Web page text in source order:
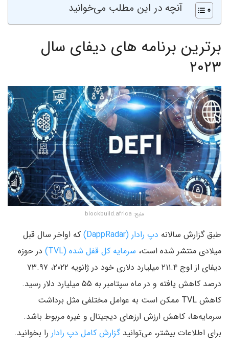
آنچه در این مطلب می‌خوانید
برترین برنامه های دیفای سال
۲۰۲۳
منبع:‌ blockbuild.africa
طبق گزارش سالانه دپ رادار (DappRadar)
که اواخر سال قبل
میلادی منتشر شده است، سرمایه کل قفل‌ شده (TVL)
در حوزه
دیفای از اوج ۲۱۱.۴ میلیارد دلاری خود در ژانویه ۲۰۲۲، ۷۳.۹۷
درصد کاهش یافته و در ماه سپتامبر به ۵۵ میلیارد دلار رسید.
کاهش TVL ممکن است به عوامل مختلفی مثل برداشت
سرمایه‌ها، کاهش ارزش ارزهای دیجیتال و غیره مربوط باشد.
برای اطلاعات بیشتر، می‌توانیدگزارش کامل دپ رادار را بخوانید.